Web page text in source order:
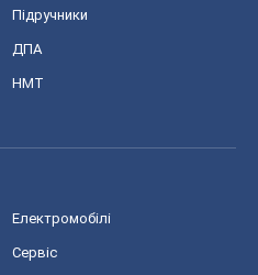
Підручники
ДПА
НМТ
Електромобілі
Сервіс